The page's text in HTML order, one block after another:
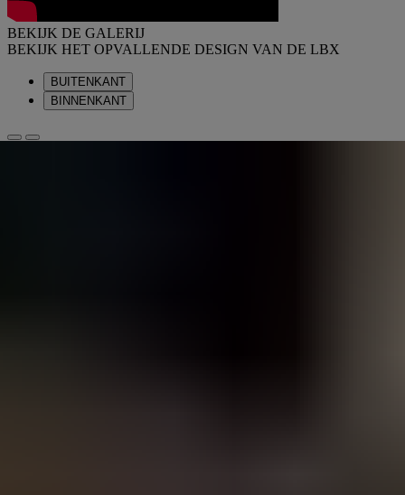
BEKIJK DE GALERIJ
BEKIJK HET OPVALLENDE DESIGN VAN DE LBX
BUITENKANT
BINNENKANT